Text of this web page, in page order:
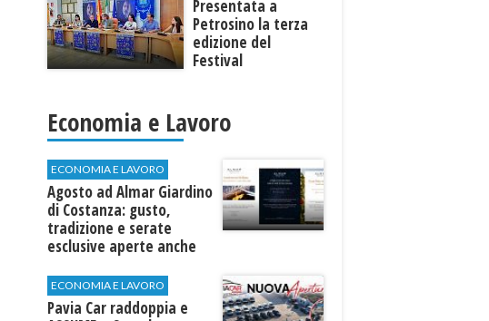
Presentata a
Petrosino la terza
edizione del
Festival
"Voci dal
Mediterraneo"
Economia e Lavoro
ECONOMIA E LAVORO
Agosto ad Almar Giardino
di Costanza: gusto,
tradizione e serate
esclusive aperte anche
ECONOMIA E LAVORO
Pavia Car raddoppia e